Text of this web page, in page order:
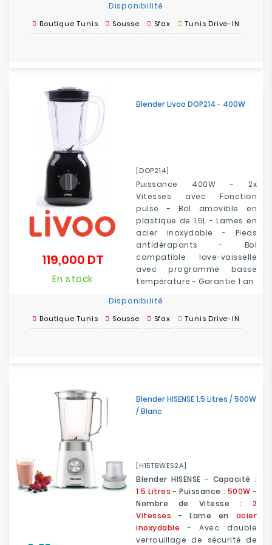
Disponibilité
Boutique Tunis Sousse Sfax Tunis Drive-IN
Blender Livoo DOP214 - 400W
[DOP214]
Puissance 400W - 2x
Vitesses avec Fonction
pulse - Bol amovible en
plastique de 1,5L - Lames en
acier inoxydable - Pieds
antidérapants - Bol
compatible lave-vaisselle
avec programme basse
température - Garantie 1 an
119,000 DTPrix
En stock
Disponibilité
Boutique Tunis Sousse Sfax Tunis Drive-IN
Blender HISENSE 1.5 Litres / 500W
/ Blanc
[H15TBWES2A]
Blender HISENSE - Capacité :
1.5 Litres - Puissance : 500W -
Nombre de Vitesse : 2
Vitesses - Lame en acier
inoxydable - Avec double
verrouillage de sécurité de